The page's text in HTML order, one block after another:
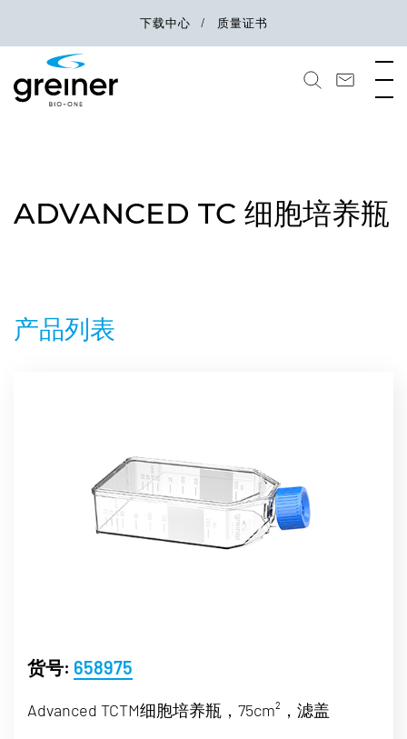
下载中心 质量证书
ADVANCED TC 细胞培养瓶
产品列表
货号: 658975
Advanced TCTM细胞培养瓶，75cm²，滤盖